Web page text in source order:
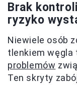
Brak
ryzyko
Niewiele osób
tlenkiem węgla
problemów
Ten skryty